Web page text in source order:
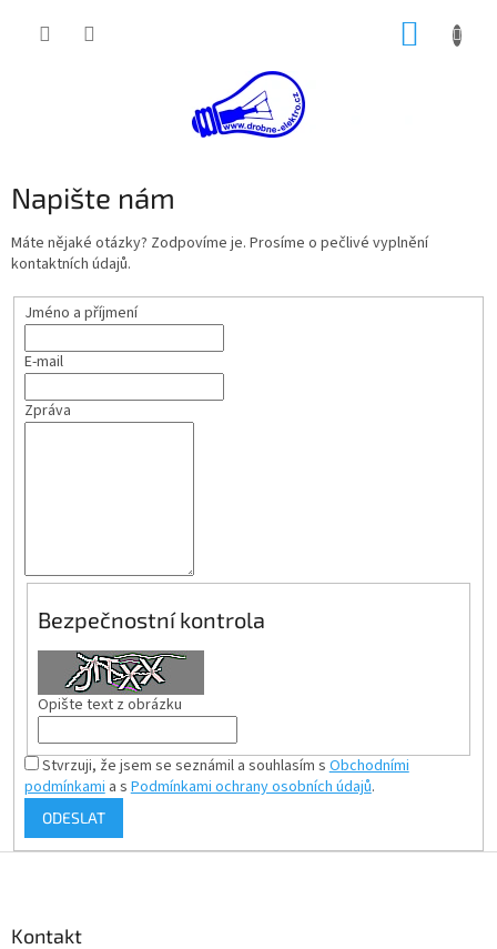
Napište nám
Máte nějaké otázky? Zodpovíme je. Prosíme o pečlivé vyplnění
kontaktních údajů.
Jméno a příjmení
E-mail
Zpráva
Bezpečnostní kontrola
Opište text z obrázku
Stvrzuji, že jsem se seznámil a souhlasím sObchodními
podmínkamia sPodmínkami ochrany osobních údajů.
ODESLAT
Kontakt